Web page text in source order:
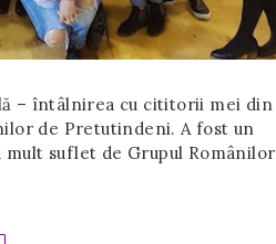
– întâlnirea cu cititorii mei din
de Pretutindeni. A fost un
suflet de Grupul Românilor